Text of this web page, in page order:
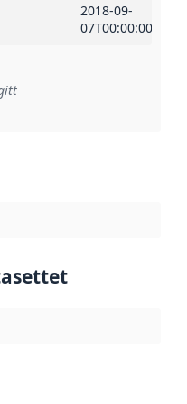
2018-09-
07T00:00:00Z
implementeringsregel eller